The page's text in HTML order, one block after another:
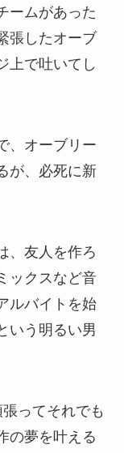
ームがあった
張したオーブ
上で吐いてし
、オーブリー
が、必死に新
、友人を作ろ
ックスなど音
ルバイトを始
いう明るい男
ってそれでも
の夢を叶える